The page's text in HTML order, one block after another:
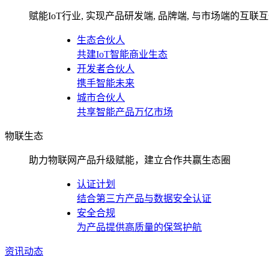
赋能IoT行业, 实现产品研发端, 品牌端, 与市场端的互联
生态合伙人
共建IoT智能商业生态
开发者合伙人
携手智能未来
城市合伙人
共享智能产品万亿市场
物联生态
助力物联网产品升级赋能，建立合作共赢生态圈
认证计划
结合第三方产品与数据安全认证
安全合规
为产品提供高质量的保驾护航
资讯动态